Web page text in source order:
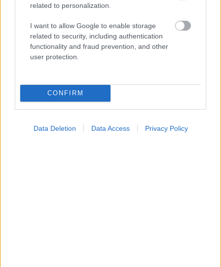
related to personalization.
I want to allow Google to enable storage
related to security, including authentication
functionality and fraud prevention, and other
user protection.
CONFIRM
Data Deletion Data Access Privacy Policy
Ο καλός ύπνος μπορεί να συμβάλλει στην καλή
σχολική επίδοση των εφήβων